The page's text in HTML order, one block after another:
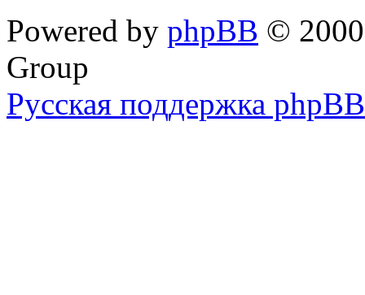
Powered by phpBB ©
Group
Русская поддержка phpBB